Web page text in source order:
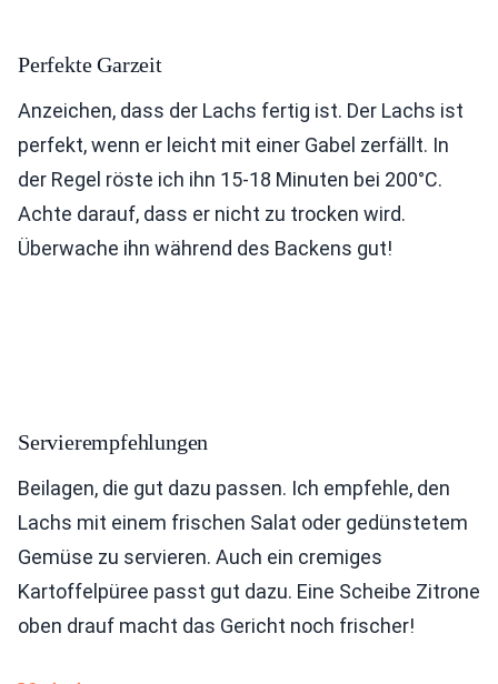
Perfekte Garzeit
Anzeichen, dass der Lachs fertig ist. Der Lachs ist
perfekt, wenn er leicht mit einer Gabel zerfällt. In
der Regel röste ich ihn 15-18 Minuten bei 200°C.
Achte darauf, dass er nicht zu trocken wird.
Überwache ihn während des Backens gut!
Servierempfehlungen
Beilagen, die gut dazu passen. Ich empfehle, den
Lachs mit einem frischen Salat oder gedünstetem
Gemüse zu servieren. Auch ein cremiges
Kartoffelpüree passt gut dazu. Eine Scheibe Zitrone
oben drauf macht das Gericht noch frischer!